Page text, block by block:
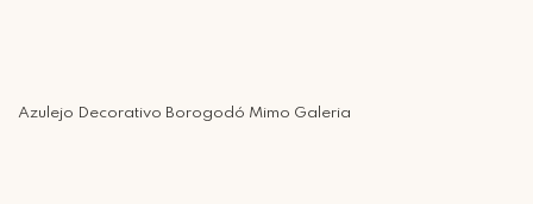
Azulejo Decorativo Borogodó Mimo Galeria